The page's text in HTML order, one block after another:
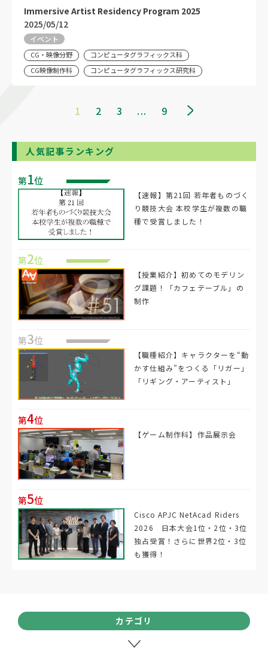
Immersive Artist Residency Program 2025
2025/05/12
イベント
CG・映像分野
コンピュータグラフィックス科
CG映像制作科
コンピュータグラフィックス研究科
1 2 3 ... 9
カテゴリ
人気記事ランキング
第1位
【速報】第21回 若年者ものづく
り競技大会 本校学生が複数の職
種で受賞しました！
第2位
【授業紹介】初めてのモデリン
グ課題！「カフェテーブル」の
制作
第3位
【職種紹介】キャラクターを“動
かす仕組み”をつくる「リガー」
「リギング・アーティスト」
第4位
【ゲーム制作科】作品展示会
第5位
Cisco APJC NetAcad Riders
2026 日本大会1位・2位・3位
独占受賞！さらに世界2位・3位
も獲得！